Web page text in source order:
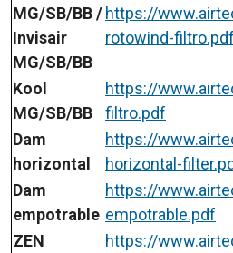
MG/SB/BB /
Invisair
MG/SB/BB
https://
rotowind-filtro.pdf
Kool
MG/SB/BB
https://
filtro.pdf
Dam
horizontal
https://
horizontal-
Dam
empotrable
https://
empotrable.pdf
ZEN
https://